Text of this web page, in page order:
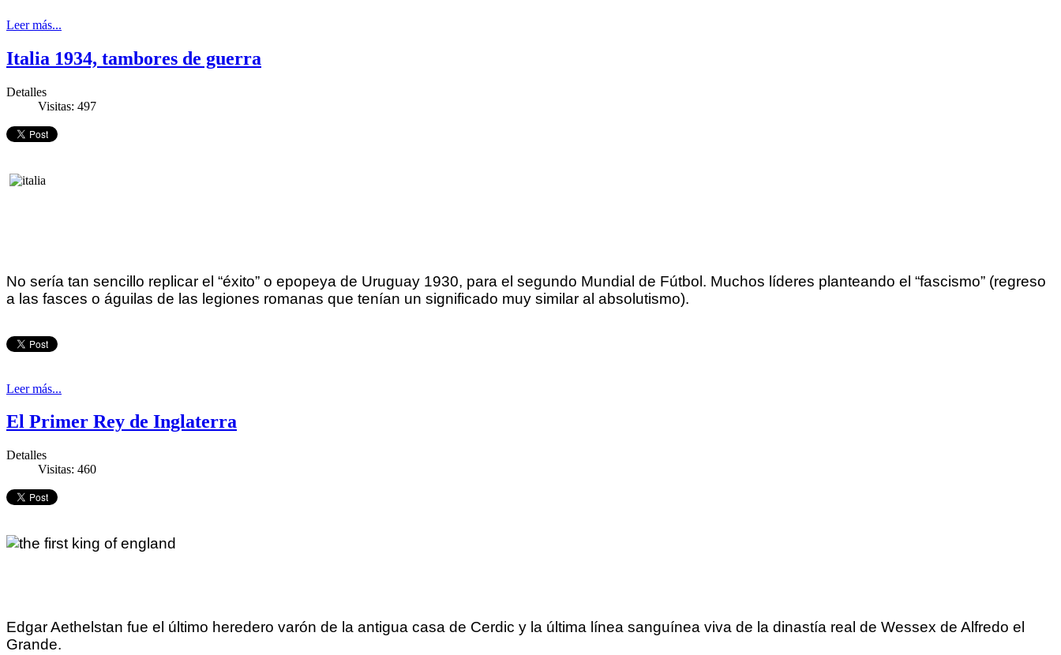
Leer más...
Italia 1934, tambores de guerra
Detalles
Visitas: 497
No sería tan sencillo replicar el “éxito” o epopeya de Uruguay 1930, para el segundo Mundial de Fútbol. Muchos líderes planteando el “fascismo” (regreso
a las fasces o águilas de las legiones romanas que tenían un significado muy similar al absolutismo).
Leer más...
El Primer Rey de Inglaterra
Detalles
Visitas: 460
Edgar Aethelstan fue el último heredero varón de la antigua casa de Cerdic y la última línea sanguínea viva de la dinastía real de Wessex de Alfredo el
Grande.